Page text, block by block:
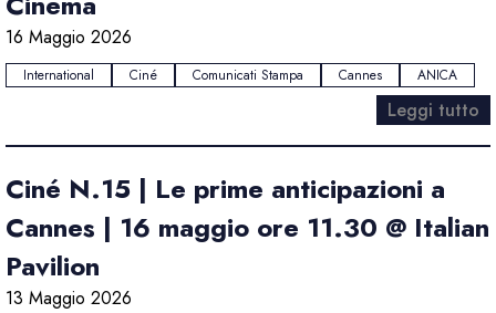
16 Maggio 2026
International Ciné Comunicati Stampa Cannes ANICA
Leggi tutto
Ciné N.15 | Le prime anticipazioni a
Cannes | 16 maggio ore 11.30 @ Italian
Pavilion
13 Maggio 2026